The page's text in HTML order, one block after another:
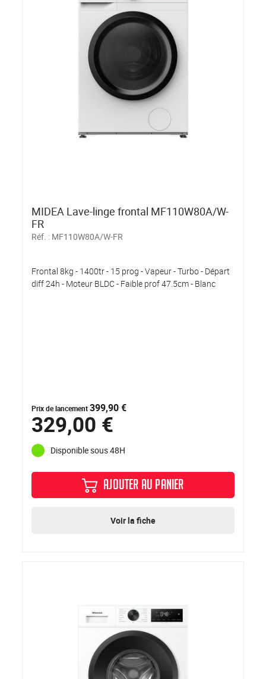
MIDEA Lave-linge frontal MF110W80A/W-
FR
Réf. : MF110W80A/W-FR
Frontal 8kg - 1400tr - 15 prog - Vapeur - Turbo - Départ
diff 24h - Moteur BLDC - Faible prof 47.5cm - Blanc
Prix de lancement399,90 €
329,00 €
Disponible sous 48H
AJOUTER AU PANIER
Voir la fiche